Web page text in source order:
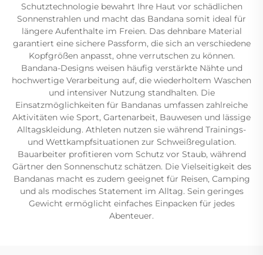
Schutztechnologie bewahrt Ihre Haut vor schädlichen
Sonnenstrahlen und macht das Bandana somit ideal für
längere Aufenthalte im Freien. Das dehnbare Material
garantiert eine sichere Passform, die sich an verschiedene
Kopfgrößen anpasst, ohne verrutschen zu können.
Bandana-Designs weisen häufig verstärkte Nähte und
hochwertige Verarbeitung auf, die wiederholtem Waschen
und intensiver Nutzung standhalten. Die
Einsatzmöglichkeiten für Bandanas umfassen zahlreiche
Aktivitäten wie Sport, Gartenarbeit, Bauwesen und lässige
Alltagskleidung. Athleten nutzen sie während Trainings-
und Wettkampfsituationen zur Schweißregulation.
Bauarbeiter profitieren vom Schutz vor Staub, während
Gärtner den Sonnenschutz schätzen. Die Vielseitigkeit des
Bandanas macht es zudem geeignet für Reisen, Camping
und als modisches Statement im Alltag. Sein geringes
Gewicht ermöglicht einfaches Einpacken für jedes
Abenteuer.